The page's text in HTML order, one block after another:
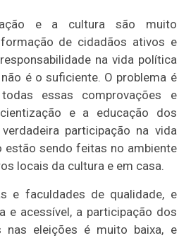
e a cultura são muito
de cidadãos ativos e
na vida política
é o suficiente. O problema é
essas comprovações e
e a educação dos
participação na vida
estão sendo feitas no ambiente
locais da cultura e em casa.
e faculdades de qualidade, e
e acessível, a participação dos
nas eleições é muito baixa, e